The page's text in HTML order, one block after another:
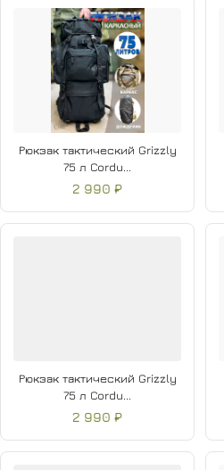
Рюкзак тактический Grizzly
75 л Cordu...
2 990 ₽
Рюкзак тактический Grizzly
75 л Cordu...
2 990 ₽